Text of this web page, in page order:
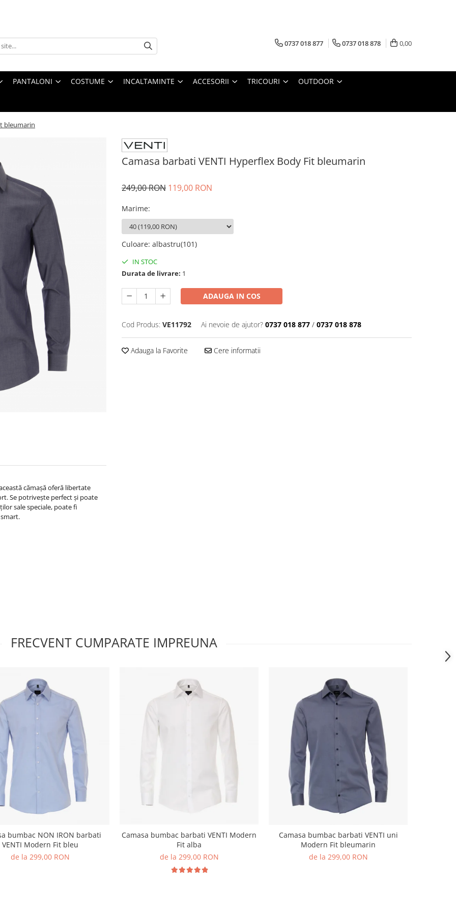
0737 018 877 0737 018 878 0,00
PANTALONI COSTUME INCALTAMINTE ACCESORII TRICOURI OUTDOOR
bleumarin
Camasa barbati VENTI Hyperflex Body Fit bleumarin
249,00 RON 119,00 RON
Marime:
Culoare: albastru(101)
IN STOC
Durata de livrare: 1
ADAUGA IN COS
Cod Produs: VE11792 Ai nevoie de ajutor? 0737 018 877 / 0737 018 878
Adauga la Favorite Cere informatii
cămașă oferă libertate
Se potrivește perfect și poate
sale speciale, poate fi
FRECVENT CUMPARATE IMPREUNA
bumbac NON IRON barbati
VENTI Modern Fit bleu
de la 299,00 RON
Camasa bumbac barbati VENTI Modern
Fit alba
de la 299,00 RON
Camasa bumbac barbati VENTI uni
Modern Fit bleumarin
de la 299,00 RON